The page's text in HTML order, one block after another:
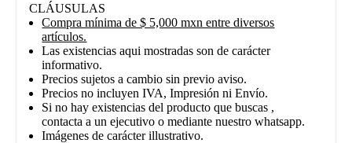
CLÁUSULAS
Compra mínima de $ 5,000 mxn entre diversos
artículos.
Las existencias aqui mostradas son de carácter
informativo.
Precios sujetos a cambio sin previo aviso.
Precios no incluyen IVA, Impresión ni Envío.
Si no hay existencias del producto que buscas ,
contacta a un ejecutivo o mediante nuestro whatsapp.
Imágenes de carácter illustrativo.